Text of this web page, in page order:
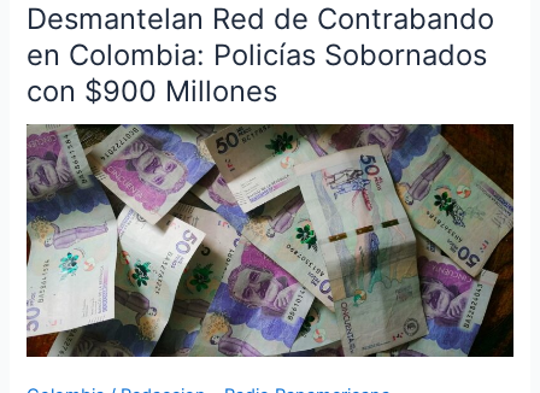
Desmantelan Red de Contrabando
en Colombia: Policías Sobornados
con $900 Millones
Desmantelan
de
Contrabando
en
Colombia:
Policías
Sobornados
con
$900
Millones